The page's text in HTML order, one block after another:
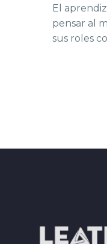
El
pensar al
sus roles